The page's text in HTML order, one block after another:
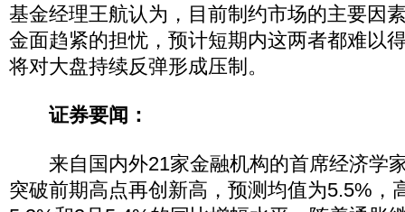
基金经理王航认为，目前制约市场的主要因
金面趋紧的担忧，预计短期内这两者都难以
将对大盘持续反弹形成压制。
证券要闻：
来自国内外21家金融机构的首席经济学
突破前期高点再创新高，预测均值为5.5%，